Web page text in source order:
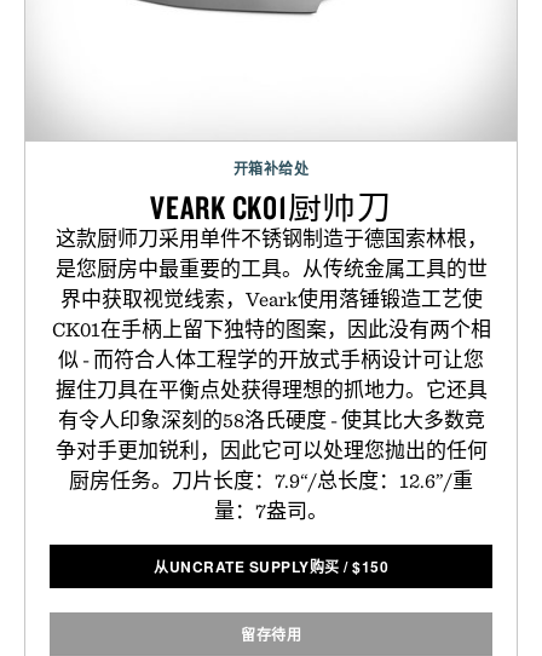
开箱补给处
VEARK CK01厨师刀
这款厨师刀采用单件不锈钢制造于德国索林根，
是您厨房中最重要的工具。从传统金属工具的世
界中获取视觉线索，Veark使用落锤锻造工艺使
CK01在手柄上留下独特的图案，因此没有两个相
似 - 而符合人体工程学的开放式手柄设计可让您
握住刀具在平衡点处获得理想的抓地力。它还具
有令人印象深刻的58洛氏硬度 - 使其比大多数竞
争对手更加锐利，因此它可以处理您抛出的任何
厨房任务。刀片长度：7.9“/总长度：12.6”/重
量：7盎司。
从UNCRATE SUPPLY购买 /$150
留存待用